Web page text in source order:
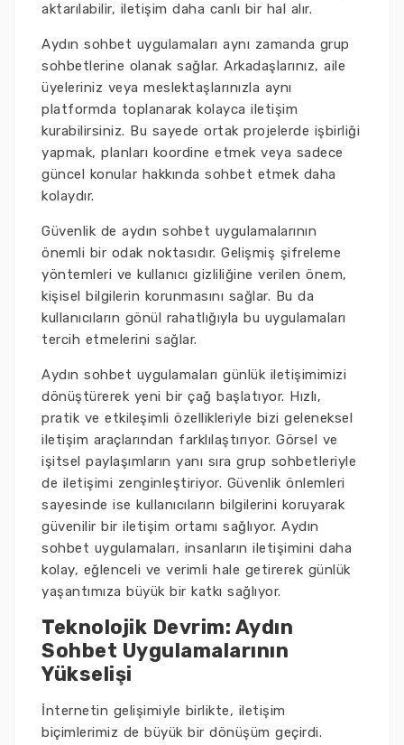
aktarılabilir, iletişim daha canlı bir hal alır.
Aydın sohbet uygulamaları aynı zamanda grup
sohbetlerine olanak sağlar. Arkadaşlarınız, aile
üyeleriniz veya meslektaşlarınızla aynı
platformda toplanarak kolayca iletişim
kurabilirsiniz. Bu sayede ortak projelerde işbirliği
yapmak, planları koordine etmek veya sadece
güncel konular hakkında sohbet etmek daha
kolaydır.
Güvenlik de aydın sohbet uygulamalarının
önemli bir odak noktasıdır. Gelişmiş şifreleme
yöntemleri ve kullanıcı gizliliğine verilen önem,
kişisel bilgilerin korunmasını sağlar. Bu da
kullanıcıların gönül rahatlığıyla bu uygulamaları
tercih etmelerini sağlar.
Aydın sohbet uygulamaları günlük iletişimimizi
dönüştürerek yeni bir çağ başlatıyor. Hızlı,
pratik ve etkileşimli özellikleriyle bizi geleneksel
iletişim araçlarından farklılaştırıyor. Görsel ve
işitsel paylaşımların yanı sıra grup sohbetleriyle
de iletişimi zenginleştiriyor. Güvenlik önlemleri
sayesinde ise kullanıcıların bilgilerini koruyarak
güvenilir bir iletişim ortamı sağlıyor. Aydın
sohbet uygulamaları, insanların iletişimini daha
kolay, eğlenceli ve verimli hale getirerek günlük
yaşantımıza büyük bir katkı sağlıyor.
Teknolojik Devrim: Aydın
Sohbet Uygulamalarının
Yükselişi
İnternetin gelişimiyle birlikte, iletişim
biçimlerimiz de büyük bir dönüşüm geçirdi.